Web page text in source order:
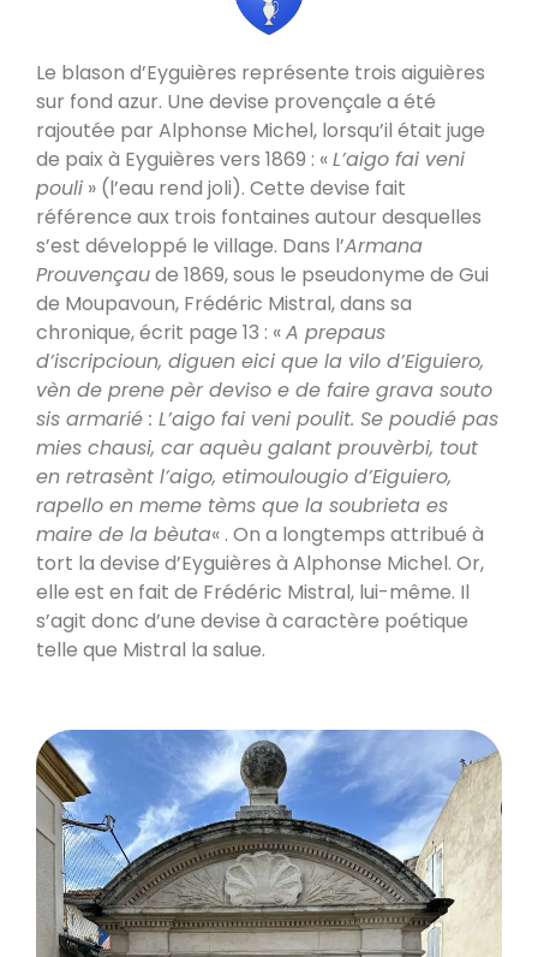
Le blason d’Eyguières représente trois aiguières
sur fond azur. Une devise provençale a été
rajoutée par Alphonse Michel, lorsqu’il était juge
de paix à Eyguières vers 1869 : «L’aigo fai veni
pouli » (l’eau rend joli). Cette devise fait
référence aux trois fontaines autour desquelles
s’est développé le village. Dans l’Armana
Prouvençaude 1869, sous le pseudonyme de Gui
de Moupavoun, Frédéric Mistral, dans sa
chronique, écrit page 13 : «A prepaus
d’iscripcioun, diguen eici que la vilo d’Eiguiero,
vèn de prene pèr deviso e de faire grava souto
sis armarié : L’aigo fai veni poulit. Se poudié pas
mies chausi, car aquèu galant prouvèrbi, tout
en retrasènt l’aigo, etimoulougio d’Eiguiero,
rapello en meme tèms que la soubrieta es
maire de la bèuta« . On a longtemps attribué à
tort la devise d’Eyguières à Alphonse Michel. Or,
elle est en fait de Frédéric Mistral, lui-même. Il
s’agit donc d’une devise à caractère poétique
telle que Mistral la salue.